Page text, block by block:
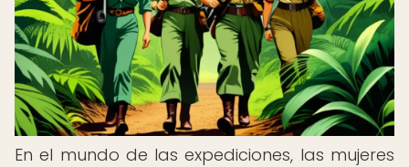
En el mundo de las expediciones, las mujeres